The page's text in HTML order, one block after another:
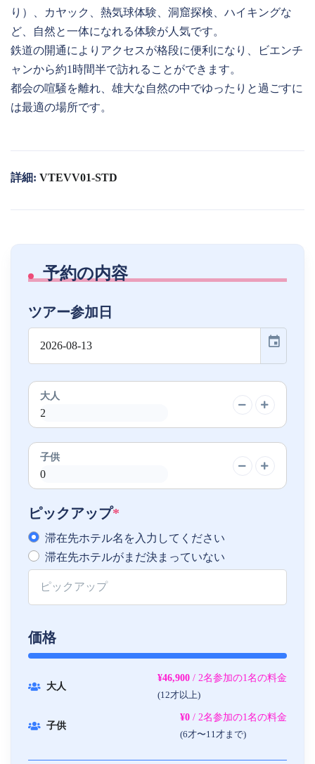
り）、カヤック、熱気球体験、洞窟探検、ハイキングな
ど、自然と一体になれる体験が人気です。
鉄道の開通によりアクセスが格段に便利になり、ビエンチ
ャンから約1時間半で訪れることができます。
都会の喧騒を離れ、雄大な自然の中でゆったりと過ごすに
は最適の場所です。
詳細: VTEVV01-STD
予約の内容
ツアー参加日
event
大人
子供
ピックアップ*
滞在先ホテル名を入力してください
滞在先ホテルがまだ決まっていない
価格
大人
¥46,900 / 2名参加の1名の料金
(12才以上)
子供
¥0 / 2名参加の1名の料金
(6才〜11才まで)